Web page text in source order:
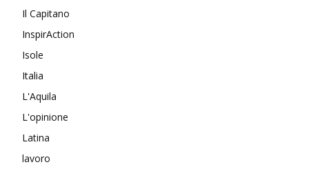
Il Capitano
InspirAction
Isole
Italia
L'Aquila
L'opinione
Latina
lavoro